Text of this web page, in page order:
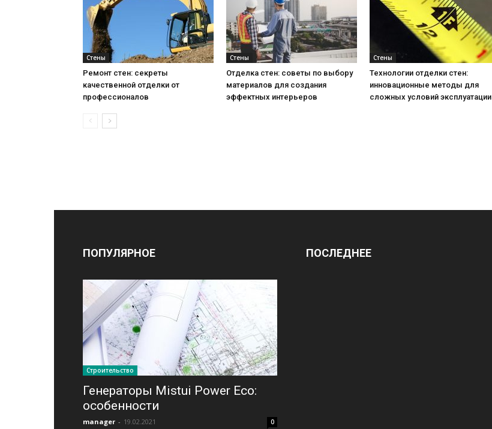
Стены
Ремонт стен: секреты
качественной отделки от
профессионалов
Стены
Отделка стен: советы по выбору
материалов для создания
эффектных интерьеров
Стены
Технологии отделки стен:
инновационные методы для
сложных условий эксплуатации
ПОПУЛЯРНОЕ
Строительство
Генераторы Mistui Power Eco:
особенности
manager - 19.02.2021 0
ПОСЛЕДНЕЕ